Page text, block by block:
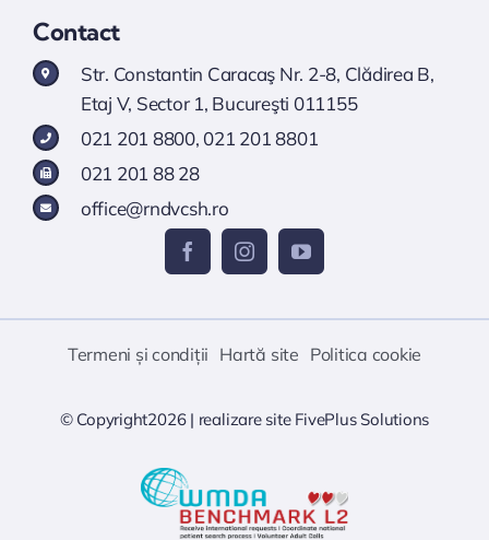
Contact
Str. Constantin Caracaş Nr. 2-8, Clădirea B,
Etaj V, Sector 1, Bucureşti 011155
021 201 8800, 021 201 8801
021 201 88 28
office@rndvcsh.ro
Termeni și condiții Hartă site Politica cookie
© Copyright2026 | realizare site FivePlus Solutions